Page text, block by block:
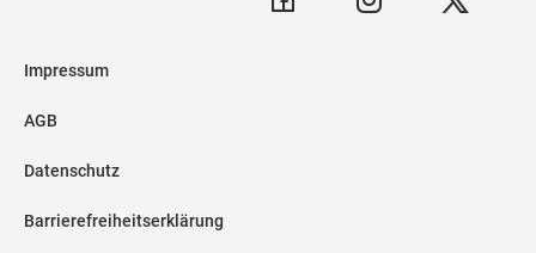
Impressum
AGB
Datenschutz
Barrierefreiheitserklärung